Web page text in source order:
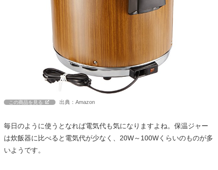
この商品を見る 出典：Amazon
毎日のように使うとなれば電気代も気になりますよね。保温ジャー
は炊飯器に比べると電気代が少なく、20W～100Wくらいのものが多
いようです。